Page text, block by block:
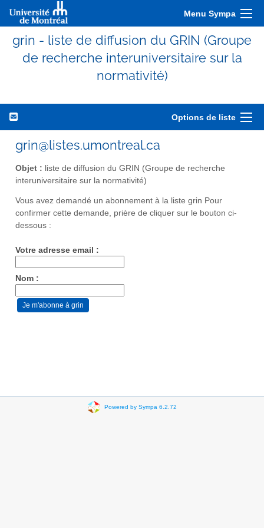
Menu Sympa
grin - liste de diffusion du GRIN (Groupe
de recherche interuniversitaire sur la
normativité)
Options de liste
grin@listes.umontreal.ca
Objet : liste de diffusion du GRIN (Groupe de recherche
interuniversitaire sur la normativité)
Vous avez demandé un abonnement à la liste grin Pour
confirmer cette demande, prière de cliquer sur le bouton ci-
dessous :
Votre adresse email :
Nom :
Powered by Sympa 6.2.72